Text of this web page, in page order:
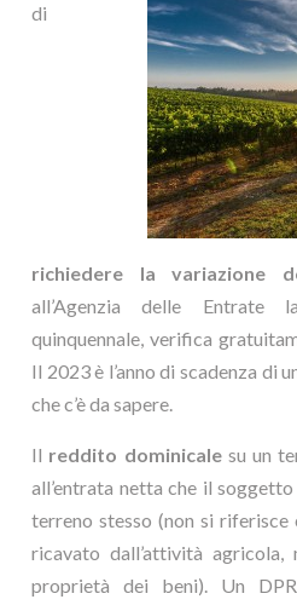
di
richiedere la variazione
all’Agenzia delle Entrate
quinquennale, verifica
Il 2023 è l’anno di scadenza di
che c’è da sapere.
Il reddito dominicalesu un
all’entrata netta che il
terreno stesso (non si riferisce
ricavato dall’attività
proprietà dei beni). Un